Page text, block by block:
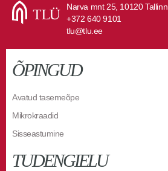
Narva mnt 25, 10120 Tallinn
+372 640 9101
tlu@tlu.ee
ÕPINGUD
Avatud tasemeõpe
Mikrokraadid
Sisseastumine
TUDENGIELU